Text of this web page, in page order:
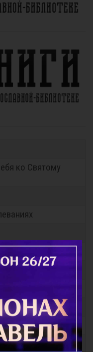
ко Святому
Богородицы